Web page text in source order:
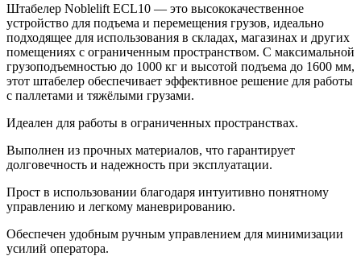
Штабелер Noblelift ECL10 — это высококачественное
устройство для подъема и перемещения грузов, идеально
подходящее для использования в складах, магазинах и других
помещениях с ограниченным пространством. С максимальной
грузоподъемностью до 1000 кг и высотой подъема до 1600 мм,
этот штабелер обеспечивает эффективное решение для работы
с паллетами и тяжёлыми грузами.
Идеален для работы в ограниченных пространствах.
Выполнен из прочных материалов, что гарантирует
долговечность и надежность при эксплуатации.
Прост в использовании благодаря интуитивно понятному
управлению и легкому маневрированию.
Обеспечен удобным ручным управлением для минимизации
усилий оператора.